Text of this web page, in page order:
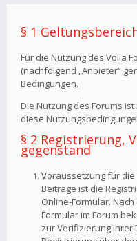
§ 1
Für die Nutzung des Volla
(nachfolgend „Anbieter“
Bedingungen.
Die Nutzung des Forums
diese
§ 2 Registrierung,
gegenstand
Voraussetzung für
Beiträge ist die
Online-Formular.
Formular im Forum
zur Verifizierung Ihrer